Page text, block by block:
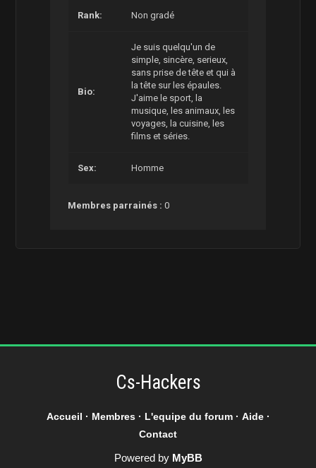
Rank: Non gradé
Bio:
Je suis quelqu'un de
simple, sincère, serieux,
sans prise de tête et qui à
la tête sur les épaules.
J'aime le sport, la
musique, les animaux, les
voyages, la cuisine, les
films et séries.
Sex: Homme
Membres parrainés :0
Cs-Hackers
Accueil · Membres· L'equipe du forum· Aide·
Contact
Powered by MyBB